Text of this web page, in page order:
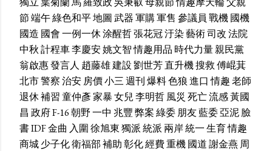
節端午綠色和平地圖武器軍購軍售 參議員 戰機國機
國造 國會一例一休涂醒哲張花冠汙染藝術司改法院
中秋計程車李慶安姚文智情趣用品 時代力量親民黨
翁啟惠發言人 趙藤雄建設劉世芳直升機搜救傅崐萁
北市警察治安房價小三週刊爆料色狼進口 情趣老師
退休補習童仲彥家暴女兒李明哲風災 死亡流感黃國
昌 政府F-16朝野一中 兆豐弊案綠委朋友藍委亞泥臉
書IDF金曲 入圍徐旭東獨派統派 兩岸統一生育情趣
商城少子化衛福部補助彰化經費重機國道謝金燕 周